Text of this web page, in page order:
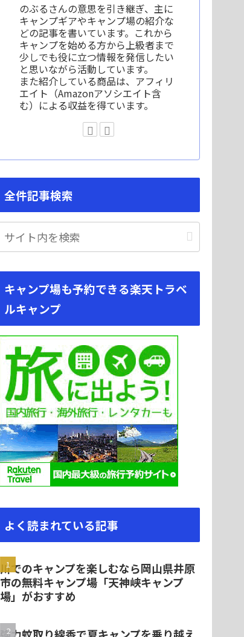
のぶるさんの意思を引き継ぎ、主に
キャンプギアやキャンプ場の紹介な
どの記事を書いています。これから
キャンプを始める方から上級者まで
少しでも役に立つ情報を発信したい
と思いながら活動しています。
また紹介している商品は、アフィリ
エイト（Amazonアソシエイト含
む）による収益を得ています。
全件記事検索
キャンプ場も予約できる楽天トラベ
ルキャンプ
よく読まれている記事
川でのキャンプを楽しむなら岡山県井原
市の無料キャンプ場「天神峡キャンプ
場」がおすすめ